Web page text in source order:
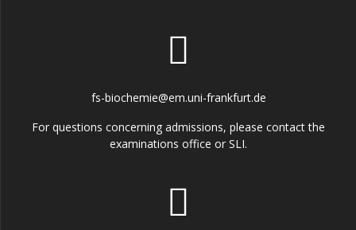
fs-biochemie@em.uni-frankfurt.de
For questions concerning admissions, please contact the
examinations office or SLI.